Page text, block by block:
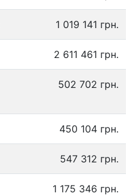
1 019 141 грн.
2 611 461 грн.
502 702 грн.
450 104 грн.
547 312 грн.
1 175 346 грн.